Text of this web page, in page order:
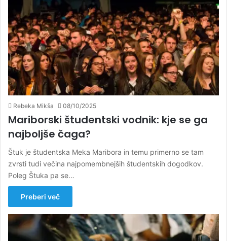
Rebeka Mikša 08/10/2025
Mariborski študentski vodnik: kje se ga
najboljše čaga?
Štuk je študentska Meka Maribora in temu primerno se tam
zvrsti tudi večina najpomembnejših študentskih dogodkov.
Poleg Štuka pa se…
Preberi več